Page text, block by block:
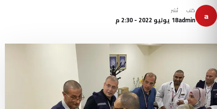
a كتب
admin
نُشر
18 يوليو 2022 - 2:30 م